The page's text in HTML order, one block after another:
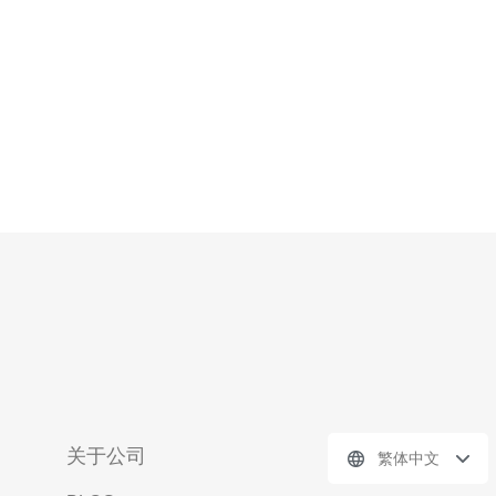
关于公司 繁体中文